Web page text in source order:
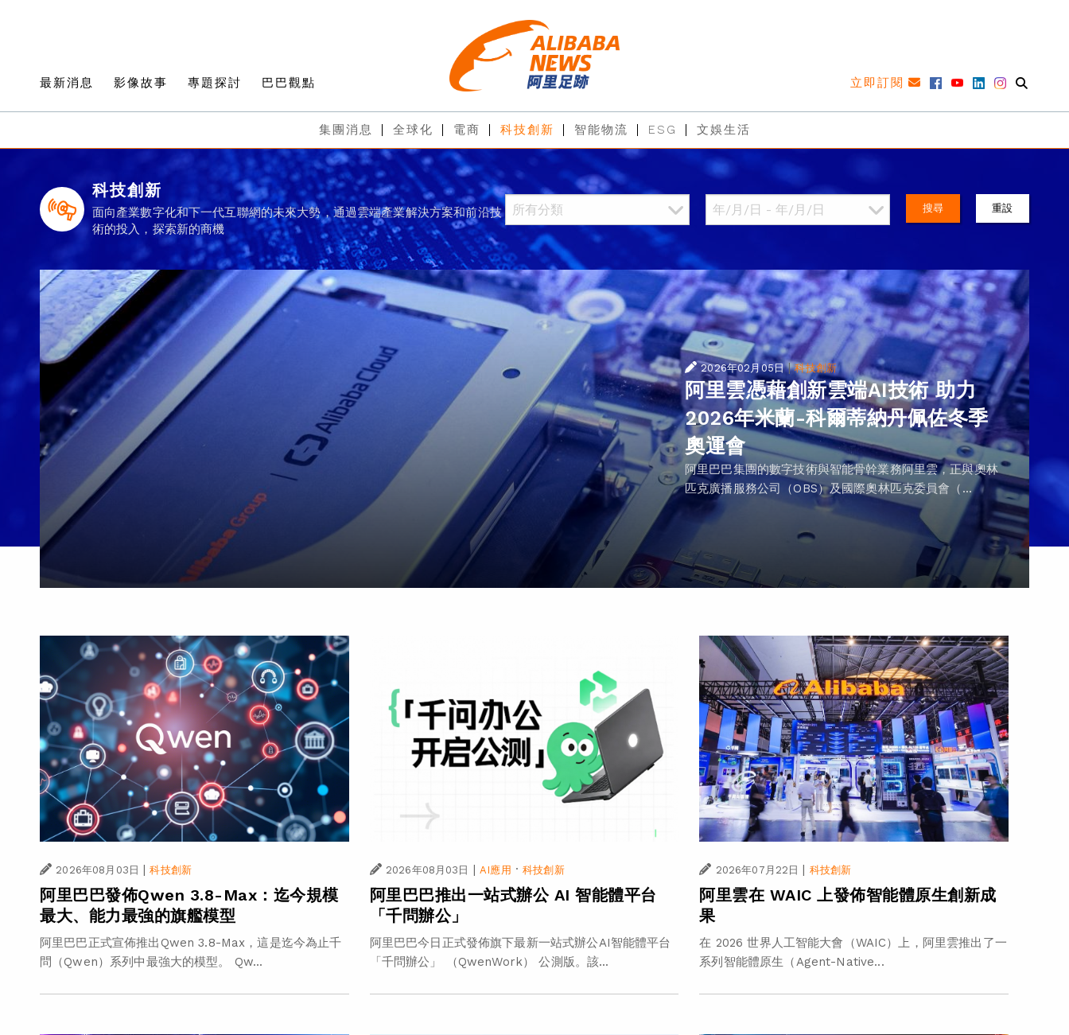
最新消息 影像故事 專題探討 巴巴觀點 立即訂閱
集團消息 全球化 電商 科技創新 智能物流 ESG 文娛生活
科技創新
面向產業數字化和下一代互聯網的未來大勢，通過雲端產業解決方案和前沿技
術的投入，探索新的商機
搜尋 重設
2026年02月05日 |科技創新
阿里雲憑藉創新雲端AI技術 助力
2026年米蘭-科爾蒂納丹佩佐冬季
奧運會
阿里巴巴集團的數字技術與智能骨幹業務阿里雲，正與奧林
匹克廣播服務公司（OBS）及國際奧林匹克委員會（...
2026年08月03日 | 科技創新
阿里巴巴發佈Qwen 3.8-Max：迄今規模
最大、能力最強的旗艦模型
阿里巴巴正式宣佈推出Qwen 3.8-Max，這是迄今為止千
問（Qwen）系列中最強大的模型。 Qw...
2026年08月03日 | AI應用 ·科技創新
阿里巴巴推出一站式辦公 AI 智能體平台
「千問辦公」
阿里巴巴今日正式發佈旗下最新一站式辦公AI智能體平台
「千問辦公」 （QwenWork） 公測版。該...
2026年07月22日 | 科技創新
阿里雲在 WAIC 上發佈智能體原生創新成
果
在 2026 世界人工智能大會（WAIC）上，阿里雲推出了一
系列智能體原生（Agent-Native...